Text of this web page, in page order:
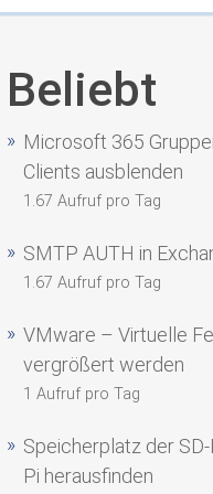
Beliebt
Microsoft 365
Clients ausblenden
1.67 Aufruf pro Tag
SMTP AUTH in
1.67 Aufruf pro Tag
VMware – Virtuelle
vergrößert werden
1 Aufruf pro Tag
Speicherplatz der
Pi herausfinden